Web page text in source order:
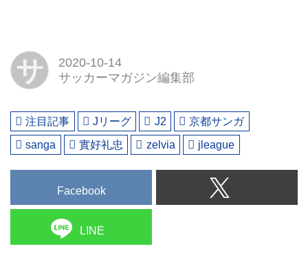
サ
2020-10-14
サッカーマガジン編集部
注目記事 Jリーグ J2
京都サンガ
sanga
實好礼忠 zelvia jleague
Facebook
LINE